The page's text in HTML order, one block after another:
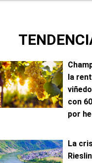
la
con
por
La